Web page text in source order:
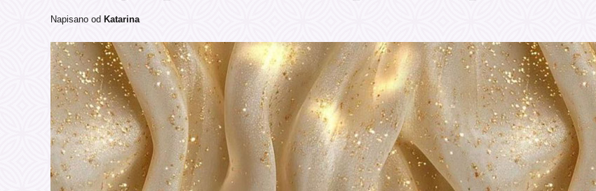
Napisano od Katarina